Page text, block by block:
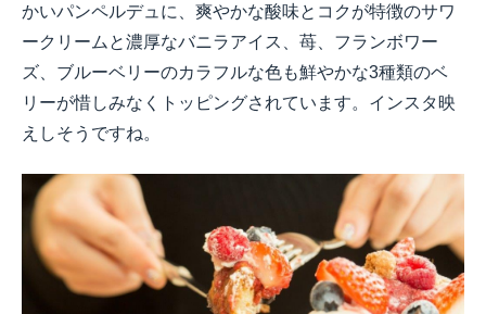
かいパンペルデュに、爽やかな酸味とコクが特徴のサワ
ークリームと濃厚なバニラアイス、苺、フランボワー
ズ、ブルーベリーのカラフルな色も鮮やかな3種類のベ
リーが惜しみなくトッピングされています。インスタ映
えしそうですね。